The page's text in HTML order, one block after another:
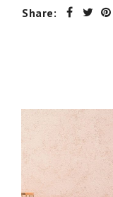
Share: